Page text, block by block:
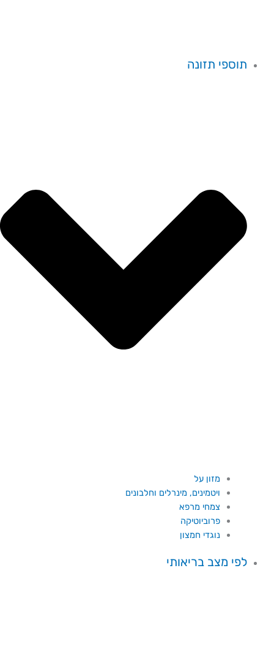
תוספי תזונה
מזון על
ויטמינים, מינרלים וחלבונים
צמחי מרפא
פרוביוטיקה
נוגדי חמצון
לפי מצב בריאותי